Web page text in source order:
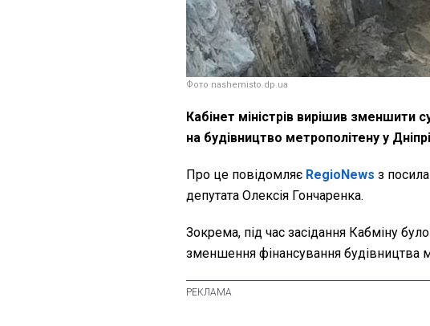
Фото nashemisto.dp.ua
Кабінет міністрів вирішив
на будівництво метрополітену у Дніпрі
Про це повідомляє RegioNews з
депутата Олексія Гончаренка.
Зокрема, під час засідання Кабміну
зменшення фінансування будівництва